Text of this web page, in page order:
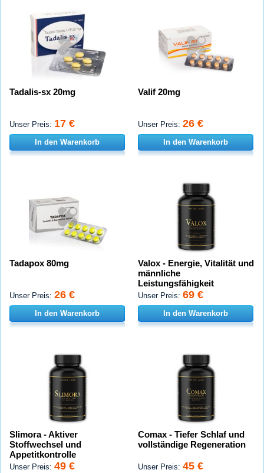
Tadalis-sx 20mg
Unser Preis: 17 €
In den Warenkorb
Valif 20mg
Unser Preis: 26 €
In den Warenkorb
Tadapox 80mg
Unser Preis: 26 €
In den Warenkorb
Valox - Energie, Vitalität und
männliche
Leistungsfähigkeit
Unser Preis: 69 €
In den Warenkorb
Slimora - Aktiver
Stoffwechsel und
Appetitkontrolle
Unser Preis: 49 €
Comax - Tiefer Schlaf und
vollständige Regeneration
Unser Preis: 45 €